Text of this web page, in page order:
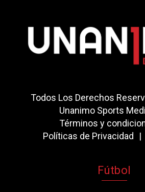
Todos Los Derechos
Unanimo Sports
Términos y
Políticas de Privacidad
Fútbol